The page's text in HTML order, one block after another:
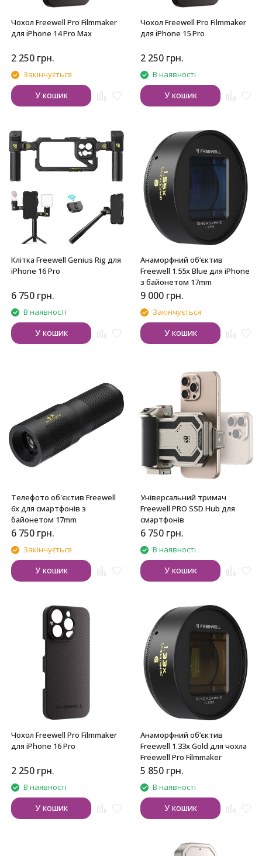
Чохол Freewell Pro Filmmaker
для iPhone 14 Pro Max
2 250 грн.
Закінчується
У кошик
Чохол Freewell Pro Filmmaker
для iPhone 15 Pro
2 250 грн.
В наявності
У кошик
Клітка Freewell Genius Rig для
iPhone 16 Pro
6 750 грн.
В наявності
У кошик
Анаморфний об’єктив
Freewell 1.55x Blue для iPhone
з байонетом 17mm
9 000 грн.
Закінчується
У кошик
Телефото об'єктив Freewell
6x для смартфонів з
байонетом 17mm
6 750 грн.
Закінчується
У кошик
Універсальний тримач
Freewell PRO SSD Hub для
смартфонів
6 750 грн.
В наявності
У кошик
Чохол Freewell Pro Filmmaker
для iPhone 16 Pro
2 250 грн.
В наявності
У кошик
Анаморфний об’єктив
Freewell 1.33x Gold для чохла
Freewell Pro Filmmaker
5 850 грн.
В наявності
У кошик